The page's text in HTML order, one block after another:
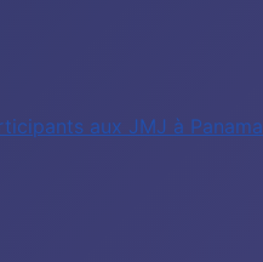
aux JMJ à Panama